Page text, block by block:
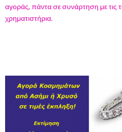
αγοράς, πάντα σε συνάρτηση με τις
χρηματιστήρια.